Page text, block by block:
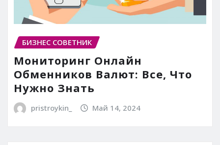
БИЗНЕС СОВЕТНИК
Мониторинг Онлайн
Обменников Валют: Все, Что
Нужно Знать
pristroykin_ Май 14, 2024